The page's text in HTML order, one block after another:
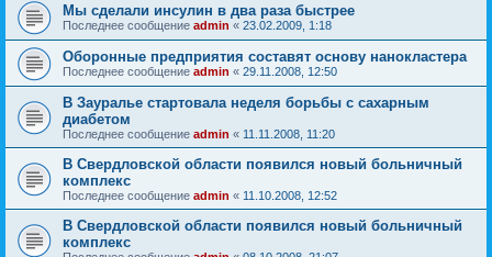
Мы сделали инсулин в два раза быстрее
Последнее сообщение admin « 23.02.2009, 1:18
Оборонные предприятия составят основу нанокластера
Последнее сообщение admin « 29.11.2008, 12:50
В Зауралье стартовала неделя борьбы с сахарным
диабетом
Последнее сообщение admin « 11.11.2008, 11:20
В Свердловской области появился новый больничный
комплекс
Последнее сообщение admin « 11.10.2008, 12:52
В Свердловской области появился новый больничный
комплекс